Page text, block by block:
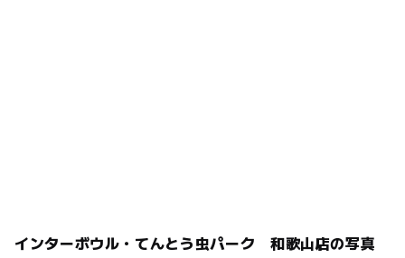
インターボウル・てんとう虫パーク 和歌山店の写真